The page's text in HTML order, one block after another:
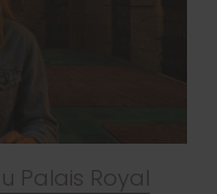
Palais Royal